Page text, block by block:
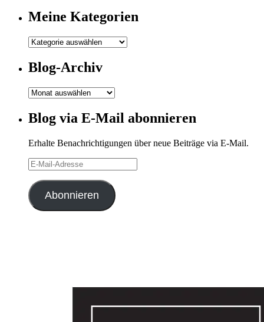
Meine Kategorien
Meine
Blog-Archiv
Blog-
Blog via E-Mail abonnieren
Erhalte Benachrichtigungen über neue Beiträge via E-Mail.
E-
Mail-
Adresse
Abonnieren